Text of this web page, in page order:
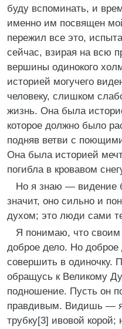
буду вспоминать, и
именно им посвящен
пережил все это,
сейчас, взирая на всю
вершины одинокого
историей могучего
человеку, слишком
жизнь. Она была
которое должно было
подняв ветви с
Она была историей
погибла в кровавом
Но я знаю — видение
значит, оно сильно и
духом; это люди сами
Я понимаю, что
доброе дело. Но доброе
совершить в одиночку.
обращусь к Великому
подношение. Пусть он
правдивым. Видишь —
трубку[3] ивовой